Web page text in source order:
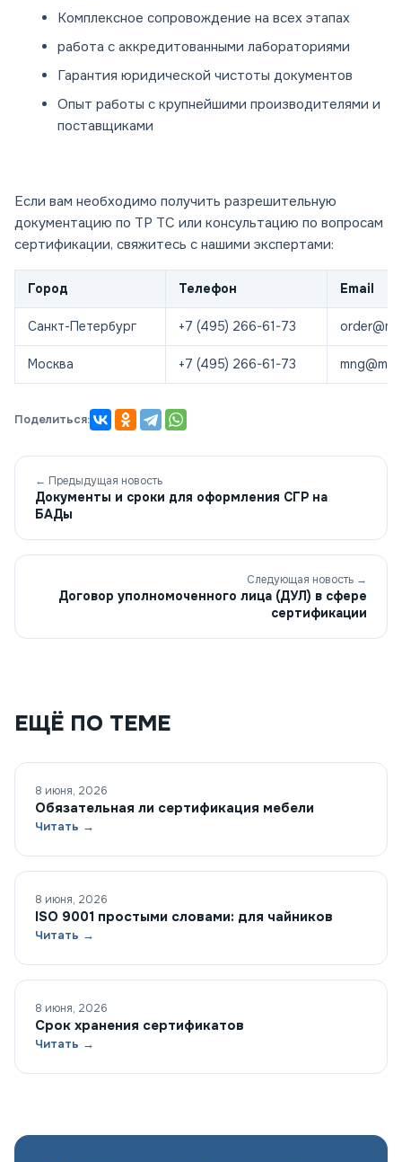
Комплексное сопровождение на всех этапах
работа с аккредитованными лабораториями
Гарантия юридической чистоты документов
Опыт работы с крупнейшими производителями и
поставщиками
Если вам необходимо получить разрешительную
документацию по ТР ТС или консультацию по вопросам
сертификации, свяжитесь с нашими экспертами:
Город Телефон Email
Санкт-Петербург +7 (495) 266-61-73
Москва +7 (495) 266-61-73
Поделиться:
← Предыдущая новость
Документы и сроки для оформления СГР на
БАДы
Следующая новость →
Договор уполномоченного лица (ДУЛ) в сфере
сертификации
ЕЩЁ ПО ТЕМЕ
8 июня, 2026
Обязательная ли сертификация мебели
Читать →
8 июня, 2026
ISO 9001 простыми словами: для чайников
Читать →
8 июня, 2026
Срок хранения сертификатов
Читать →